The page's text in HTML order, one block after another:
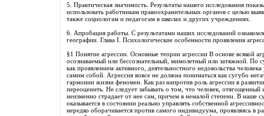
5. Практическая значимость. Результаты нашего исследования
использовать работникам правоохранительных органов с целью
также социологам и педагогам в школах и других учреждениях.
6. Апробация работы. С результатами наших исследований
географии. Глава I. Психологические особенности проявления
§1 Понятие агрессии. Основные теории агрессии В основе всякой
осознаваемый или бессознательный, мимолетный или затяжной. По
как проявлением активного, деятельностного недовольства
самим собой. Агрессия вовсе не должна пониматься как сугубо
гармонии жизни феномен. Как раз напротив роль агрессии в
переоценить. Не следует забывать о том, что человек, отягощенный
неизменно страдает от нее сам, причем в немалой степени. В наше
оказывается в состоянии реально управлять собственной
нередко оборачивается против самого индивидуума, проявляясь в